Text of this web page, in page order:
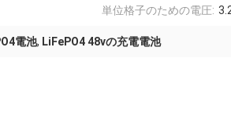
単位格子のための電圧:
電池, LiFePO4 48vの充電電池